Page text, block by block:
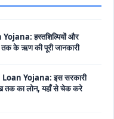
हस्तशिल्पियों और
Yojana: इस सरकारी
सरकारी स्कीम से महिलाओं को